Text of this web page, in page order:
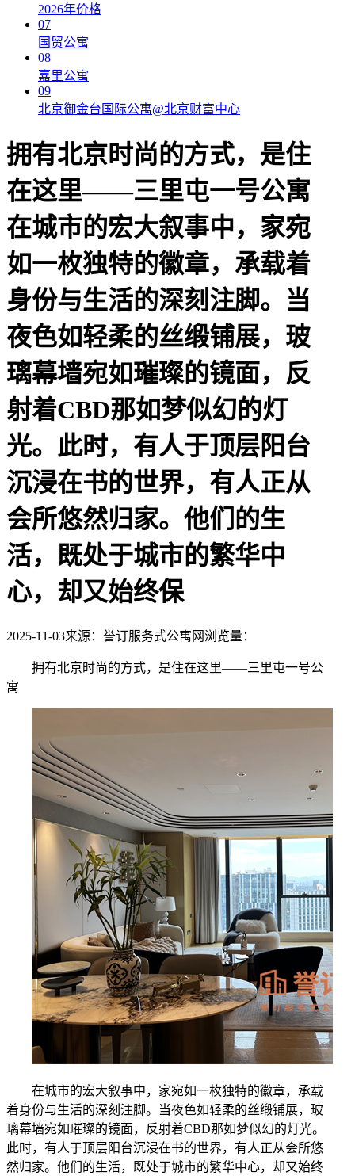
2026年价格
07
国贸公寓
08
嘉里公寓
09
北京御金台国际公寓@北京财富中心
拥有北京时尚的方式，是住
在这里——三里屯一号公寓
在城市的宏大叙事中，家宛
如一枚独特的徽章，承载着
身份与生活的深刻注脚。当
夜色如轻柔的丝缎铺展，玻
璃幕墙宛如璀璨的镜面，反
射着CBD那如梦似幻的灯
光。此时，有人于顶层阳台
沉浸在书的世界，有人正从
会所悠然归家。他们的生
活，既处于城市的繁华中
心，却又始终保
2025-11-03来源：誉订服务式公寓网 浏览量：
拥有北京时尚的方式，是住在这里——三里屯一号公
寓
在城市的宏大叙事中，家宛如一枚独特的徽章，承载
着身份与生活的深刻注脚。当夜色如轻柔的丝缎铺展，玻
璃幕墙宛如璀璨的镜面，反射着CBD那如梦似幻的灯光。
此时，有人于顶层阳台沉浸在书的世界，有人正从会所悠
然归家。他们的生活，既处于城市的繁华中心，却又始终